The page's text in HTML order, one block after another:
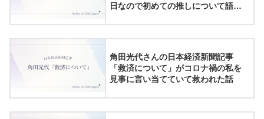
日なので初めての推しについて語っ
角田光代さんの日本経済新聞記事
「救済について」がコロナ禍の私を
見事に言い当てていて救われた話